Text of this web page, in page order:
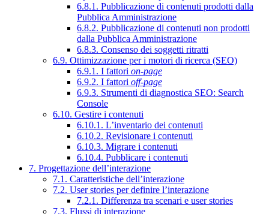
6.8.1. Pubblicazione di contenuti prodotti dalla
Pubblica Amministrazione
6.8.2. Pubblicazione di contenuti non prodotti
dalla Pubblica Amministrazione
6.8.3. Consenso dei soggetti ritratti
6.9. Ottimizzazione per i motori di ricerca (SEO)
6.9.1. I fattori on-page
6.9.2. I fattori off-page
6.9.3. Strumenti di diagnostica SEO: Search
Console
6.10. Gestire i contenuti
6.10.1. L’inventario dei contenuti
6.10.2. Revisionare i contenuti
6.10.3. Migrare i contenuti
6.10.4. Pubblicare i contenuti
7. Progettazione dell’interazione
7.1. Caratteristiche dell’interazione
7.2. User stories per definire l’interazione
7.2.1. Differenza tra scenari e user stories
7.3. Flussi di interazione